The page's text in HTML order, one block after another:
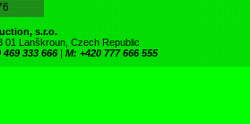
s.r.o.
01 Lanškroun, Czech Republic
469 333 666 | M: +420 777 666 555